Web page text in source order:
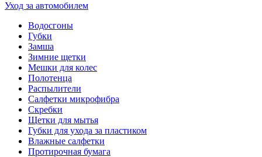
Уход за автомобилем
Водосгоны
Губки
Замша
Зимние щетки
Мешки для колес
Полотенца
Распылители
Салфетки микрофибра
Скребки
Щетки для мытья
Губки для ухода за пластиком
Влажные салфетки
Протирочная бумага